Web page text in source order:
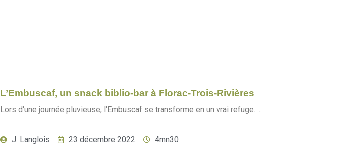
L’Embuscaf, un snack biblio-bar à Florac-Trois-Rivières
Lors d'une journée pluvieuse, l'Embuscaf se transforme en un vrai refuge. ...
J. Langlois 23 décembre 2022 4mn30